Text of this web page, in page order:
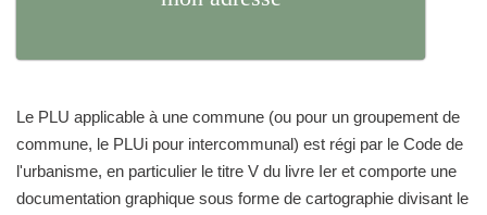
Le PLU applicable à une commune (ou pour un groupement de
commune, le PLUi pour intercommunal) est régi par le Code de
l'urbanisme, en particulier le titre V du livre Ier et comporte une
documentation graphique sous forme de cartographie divisant le